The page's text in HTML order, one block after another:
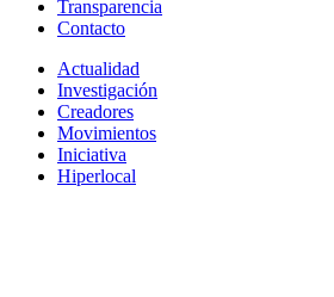
Transparencia
Contacto
Actualidad
Investigación
Creadores
Movimientos
Iniciativa
Hiperlocal